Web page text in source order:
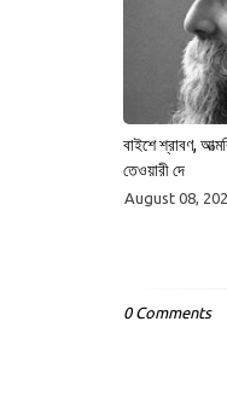
বাইশে শ্রাবণ,
তেওয়ারী দে
August 08,
0 Comments